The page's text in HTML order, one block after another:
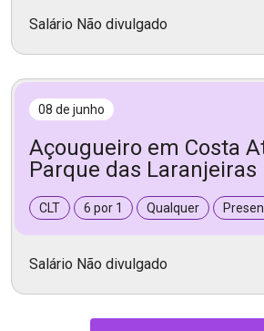
Salário Não divulgado
08 de junho
Açougueiro em Costa
Parque das Laranjeiras
CLT 6 por 1 Qualquer
Salário Não divulgado